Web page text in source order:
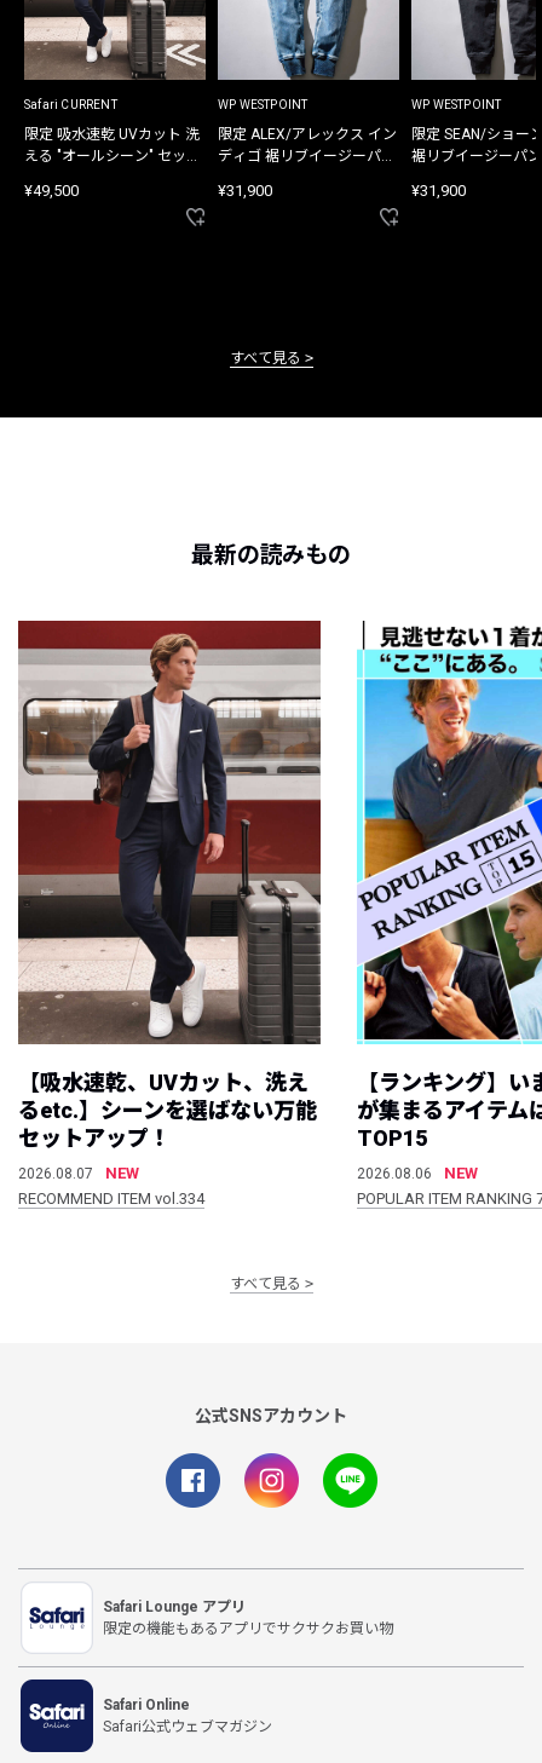
Safari CURRENT
限定 吸水速乾 UVカット 洗
える "オールシーン" セット
¥49,500
WP WESTPOINT
限定 ALEX/アレックス イン
ディゴ 裾リブイージーパン
¥31,900
WP WESTPOINT
限定 SEAN/ショー
裾リブイージーパ
¥31,900
すべて見る
最新の読みもの
【吸水速乾、UVカット、洗え
るetc.】シーンを選ばない万能
セットアップ！
2026.08.07
NEW
RECOMMEND ITEM vol.334
【ランキング】
が集まるアイテム
TOP15
2026.08.06
NEW
POPULAR ITEM
すべて見る
公式SNSアカウント
Safari Lounge アプリ
限定の機能もあるアプリでサクサクお買い物
Safari Online
Safari公式ウェブマガジン